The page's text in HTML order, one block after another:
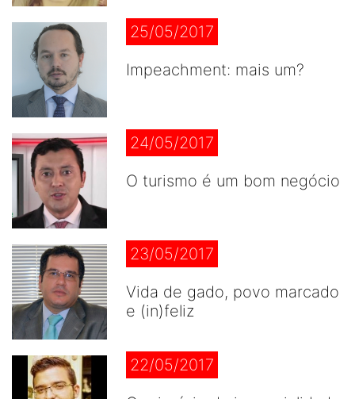
25/05/2017
Impeachment: mais um?
24/05/2017
O turismo é um bom negócio
23/05/2017
Vida de gado, povo marcado
e (in)feliz
22/05/2017